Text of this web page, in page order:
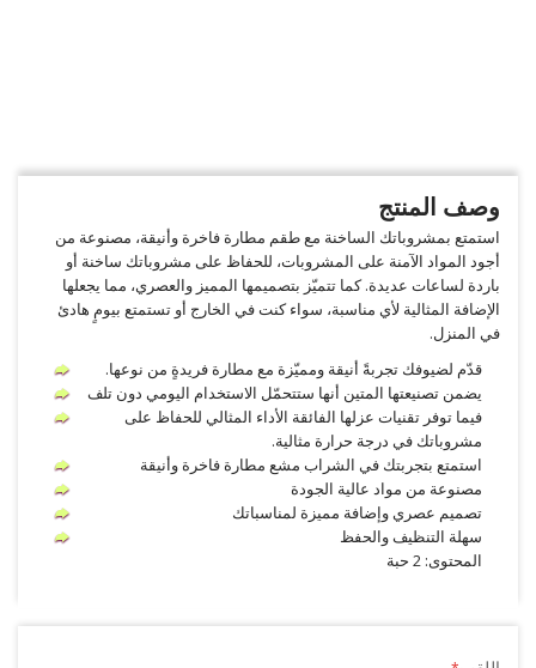
وصف المنتج
استمتع بمشروباتك الساخنة مع طقم مطارة فاخرة وأنيقة، مصنوعة من
أجود المواد الآمنة على المشروبات، للحفاظ على مشروباتك ساخنة أو
باردة لساعات عديدة. كما تتميّز بتصميمها المميز والعصري، مما يجعلها
الإضافة المثالية لأي مناسبة، سواء كنت في الخارج أو تستمتع بيومٍ هادئ
في المنزل.
قدّم لضيوفك تجربةً أنيقة ومميّزة مع مطارة فريدةٍ من نوعها.
يضمن تصنيعتها المتين أنها ستتحمّل الاستخدام اليومي دون تلف
فيما توفر تقنيات عزلها الفائقة الأداء المثالي للحفاظ على
مشروباتك في درجة حرارة مثالية.
استمتع بتجربتك في الشراب مشع مطارة فاخرة وأنيقة
مصنوعة من مواد عالية الجودة
تصميم عصري وإضافة مميزة لمناسباتك
سهلة التنظيف والحفظ
المحتوى: 2 حبة